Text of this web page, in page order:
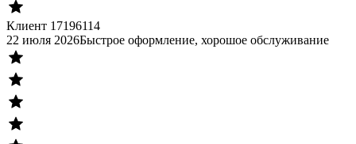
Клиент 17196114
22 июля 2026Быстрое оформление, хорошое обслуживание